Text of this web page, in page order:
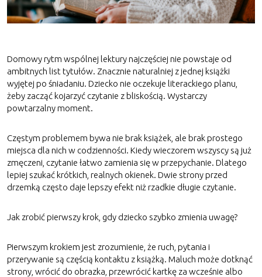
Domowy rytm wspólnej lektury najczęściej nie powstaje od
ambitnych list tytułów. Znacznie naturalniej z jednej książki
wyjętej po śniadaniu. Dziecko nie oczekuje literackiego planu,
żeby zacząć kojarzyć czytanie z bliskością. Wystarczy
powtarzalny moment.
Częstym problemem bywa nie brak książek, ale brak prostego
miejsca dla nich w codzienności. Kiedy wieczorem wszyscy są już
zmęczeni, czytanie łatwo zamienia się w przepychanie. Dlatego
lepiej szukać krótkich, realnych okienek. Dwie strony przed
drzemką często daje lepszy efekt niż rzadkie długie czytanie.
Jak zrobić pierwszy krok, gdy dziecko szybko zmienia uwagę?
Pierwszym krokiem jest zrozumienie, że ruch, pytania i
przerywanie są częścią kontaktu z książką. Maluch może dotknąć
strony, wrócić do obrazka, przewrócić kartkę za wcześnie albo